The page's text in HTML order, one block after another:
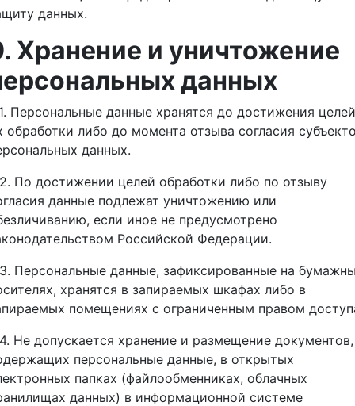
данных.
Хранение и уничтожение
данных
Персональные данные хранятся до достижения целей
обработки либо до момента отзыва согласия
данных.
По достижении целей обработки либо по отзыву
данные подлежат уничтожению или
если иное не предусмотрено
Российской Федерации.
Персональные данные, зафиксированные на
хранятся в запираемых шкафах либо в
помещениях с ограниченным правом
Не допускается хранение и размещение документов,
персональные данные, в открытых
папках (файлообменниках, облачных
данных) в информационной системе